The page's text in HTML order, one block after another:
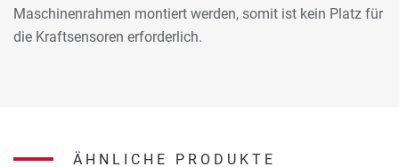
Maschinenrahmen montiert werden, somit ist kein Platz für
die Kraftsensoren erforderlich.
ÄHNLICHE PRODUKTE